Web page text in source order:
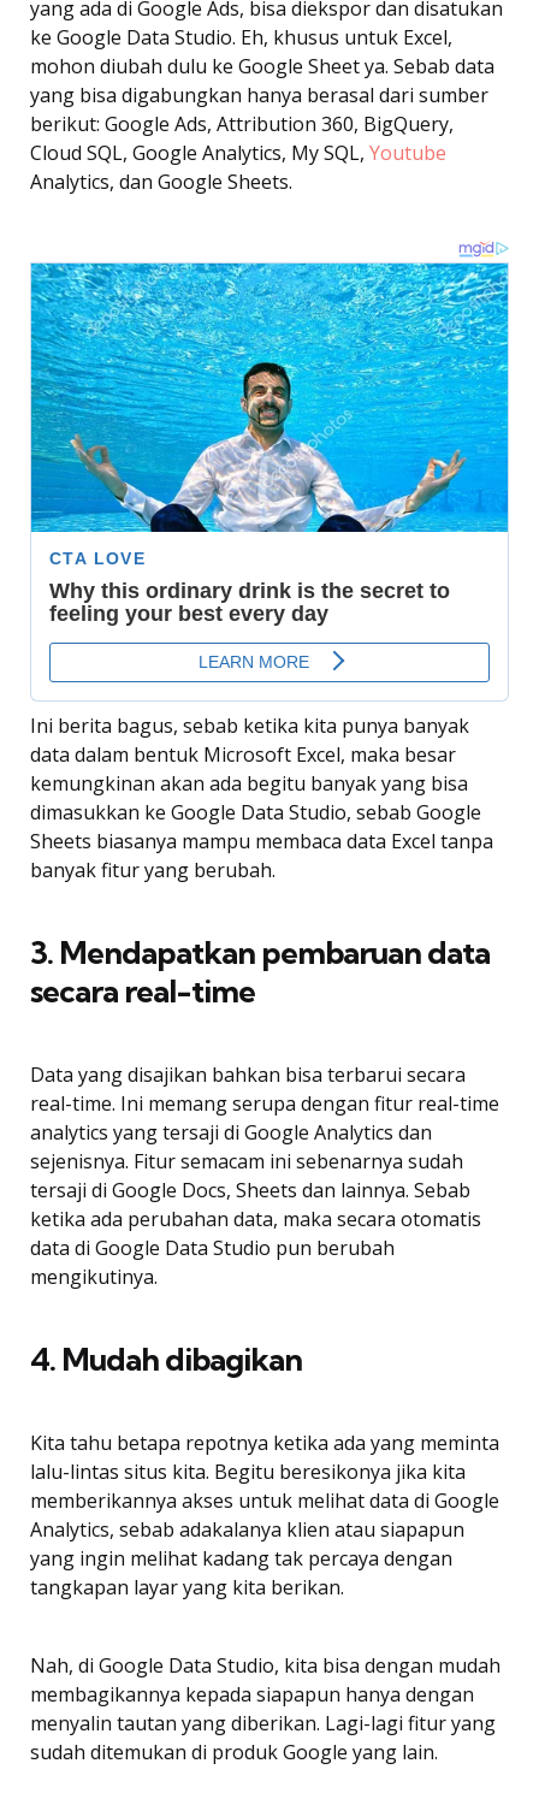
yang ada di Google Ads, bisa diekspor dan disatukan
ke Google Data Studio. Eh, khusus untuk Excel,
mohon diubah dulu ke Google Sheet ya. Sebab data
yang bisa digabungkan hanya berasal dari sumber
berikut: Google Ads, Attribution 360, BigQuery,
Cloud SQL, Google Analytics, My SQL, Youtube
Analytics, dan Google Sheets.
Ini berita bagus, sebab ketika kita punya banyak
data dalam bentuk Microsoft Excel, maka besar
kemungkinan akan ada begitu banyak yang bisa
dimasukkan ke Google Data Studio, sebab Google
Sheets biasanya mampu membaca data Excel tanpa
banyak fitur yang berubah.
3. Mendapatkan pembaruan data
secara real-time
Data yang disajikan bahkan bisa terbarui secara
real-time. Ini memang serupa dengan fitur real-time
analytics yang tersaji di Google Analytics dan
sejenisnya. Fitur semacam ini sebenarnya sudah
tersaji di Google Docs, Sheets dan lainnya. Sebab
ketika ada perubahan data, maka secara otomatis
data di Google Data Studio pun berubah
mengikutinya.
4. Mudah dibagikan
Kita tahu betapa repotnya ketika ada yang meminta
lalu-lintas situs kita. Begitu beresikonya jika kita
memberikannya akses untuk melihat data di Google
Analytics, sebab adakalanya klien atau siapapun
yang ingin melihat kadang tak percaya dengan
tangkapan layar yang kita berikan.
Nah, di Google Data Studio, kita bisa dengan mudah
membagikannya kepada siapapun hanya dengan
menyalin tautan yang diberikan. Lagi-lagi fitur yang
sudah ditemukan di produk Google yang lain.